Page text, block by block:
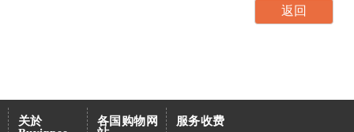
关於
各国购物网
服务收费